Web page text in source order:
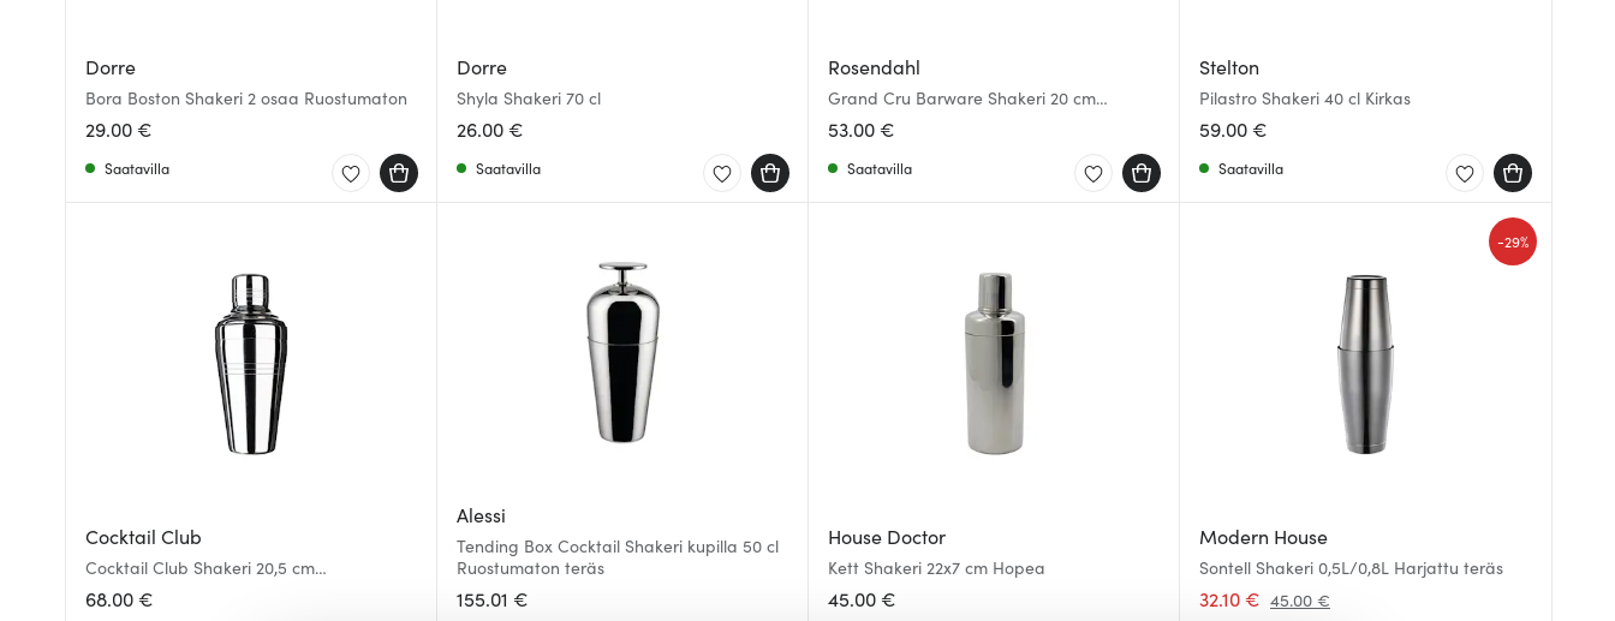
Dorre
Bora Boston Shakeri 2 osaa Ruostumaton
29.00 €
Saatavilla
Dorre
Shyla Shakeri 70 cl
26.00 €
Saatavilla
Rosendahl
Grand Cru Barware Shakeri 20 cm
Ruostumaton
53.00 €
Saatavilla
Stelton
Pilastro Shakeri 40 cl Kirkas
59.00 €
Saatavilla
Cocktail Club
Cocktail Club Shakeri 20,5 cm
Ruostumaton
68.00 €
Alessi
Tending Box Cocktail Shakeri kupilla 50 cl
Ruostumaton teräs
155.01 €
House Doctor
Kett Shakeri 22x7 cm Hopea
45.00 €
Modern House
Sontell Shakeri 0,5L/0,8L Harjattu teräs
32.10 € 45.00 €
-29%